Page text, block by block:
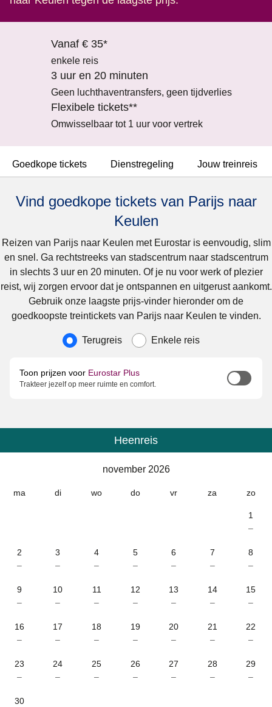
Vanaf € 35*
enkele reis
3 uur en 20 minuten
Geen luchthaventransfers, geen tijdverlies
Flexibele tickets**
Omwisselbaar tot 1 uur voor vertrek
Goedkope tickets Dienstregeling Jouw treinreis
Vind goedkope tickets van Parijs naar
Keulen
Reizen van Parijs naar Keulen met Eurostar is eenvoudig, slim
en snel. Ga rechtstreeks van stadscentrum naar stadscentrum
in slechts 3 uur en 20 minuten. Of je nu voor werk of plezier
reist, wij zorgen ervoor dat je ontspannen en uitgerust aankomt.
Gebruik onze laagste prijs-vinder hieronder om de
goedkoopste treintickets van Parijs naar Keulen te vinden.
Soort reisTerugreis Enkele reis
Toon prijzen voor Eurostar Plus
Trakteer jezelf op meer ruimte en comfort.
Kalender
Heenreis
november 2026
ma di wo do vr za zo
1
–
2
–
3
–
4
–
5
–
6
–
7
–
8
–
9
–
10
–
11
–
12
–
13
–
14
–
15
–
16
–
17
–
18
–
19
–
20
–
21
–
22
–
23
–
24
–
25
–
26
–
27
–
28
–
29
–
30